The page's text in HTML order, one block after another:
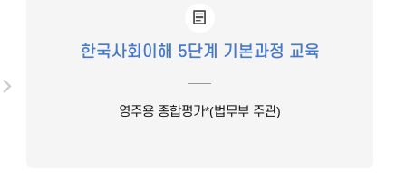
한국사회이해 5단계 기본과정 교육
영주용 종합평가*(법무부 주관)